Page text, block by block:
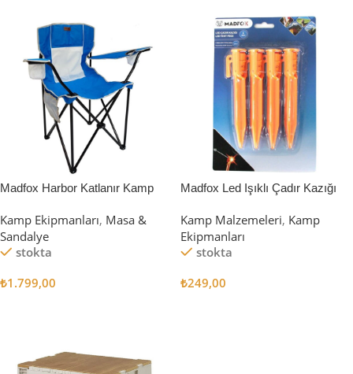
Madfox Harbor Katlanır Kamp
Kamp Ekipmanları, Masa &
Sandalye
stokta
₺1.799,00
Madfox Led Işıklı Çadır Kazığı
Kamp Malzemeleri, Kamp
Ekipmanları
stokta
₺249,00